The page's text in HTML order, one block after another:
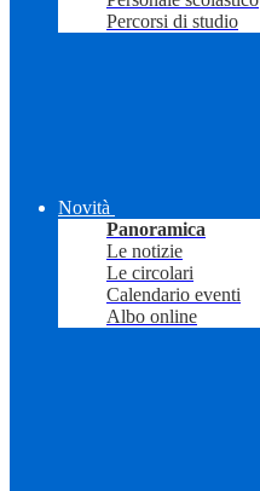
Percorsi di studio
Novità
Panoramica
Le notizie
Le circolari
Calendario eventi
Albo online